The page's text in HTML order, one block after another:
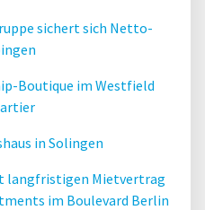
sichert sich Netto-
Boutique im Westfield
in Solingen
langfristigen Mietvertrag
im Boulevard Berlin